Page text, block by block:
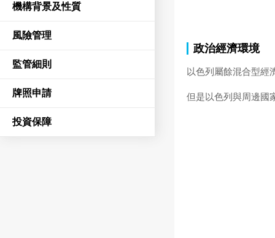
機構背景及性質
風險管理
監管細則
牌照申請
投資保障
政治經濟環境
以色列屬餘混合型經
但是以色列與周邊國